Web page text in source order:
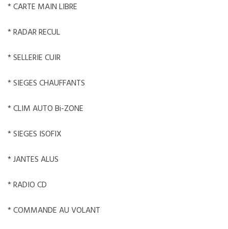
* CARTE MAIN LIBRE
* RADAR RECUL
* SELLERIE CUIR
* SIEGES CHAUFFANTS
* CLIM AUTO Bi-ZONE
* SIEGES ISOFIX
* JANTES ALUS
* RADIO CD
* COMMANDE AU VOLANT